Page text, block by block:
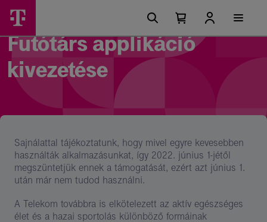
Futótárs
megyszüntetése
tájékoztató
oldal
Magyar
Telekom
csoport
Főmenü
lehetőségek
Kosárban
elemek
száma
0
Kosár
Futótárs applikáció
kivezetése
Sajnálattal tájékoztatunk, hogy mivel egyre kevesebben
használták alkalmazásunkat, így 2022. június 1-jétől
megszüntetjük ennek a támogatását, ezért azt június 1.
után már nem tudod használni.
A Telekom továbbra is elkötelezett az aktív egészséges
élet és a hazai sportolás különböző formáinak